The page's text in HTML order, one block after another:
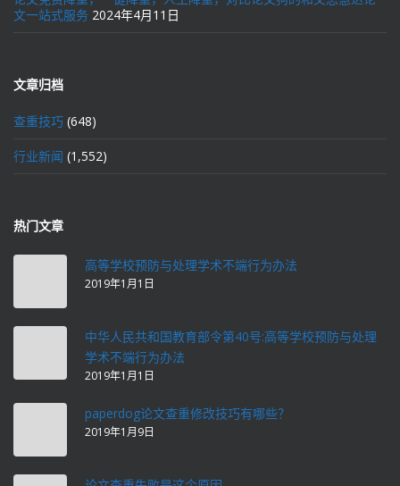
文一站式服务 2024年4月11日
文章归档
查重技巧 (648)
行业新闻 (1,552)
热门文章
高等学校预防与处理学术不端行为办法
2019年1月1日
中华人民共和国教育部令第40号:高等学校预防与处理
学术不端行为办法
2019年1月1日
paperdog论文查重修改技巧有哪些？
2019年1月9日